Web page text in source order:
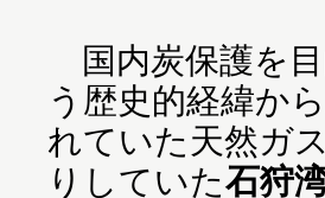
国内炭保護を
う歴史的経緯か
れていた天然ガ
りしていた石狩